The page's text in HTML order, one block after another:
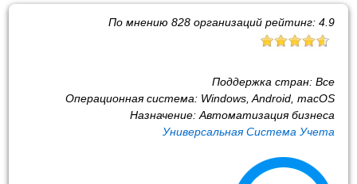
По мнению 828организаций рейтинг: 4.9
Поддержка стран: Все
Операционная система: Windows, Android, macOS
Назначение: Автоматизация бизнеса
Универсальная Система Учета